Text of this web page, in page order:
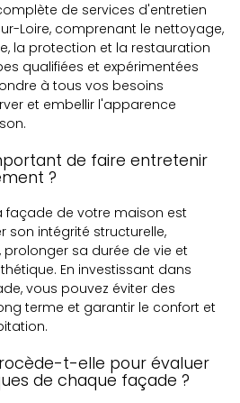
de services d'entretien
Loire, comprenant le nettoyage,
la protection et la restauration
qualifiées et expérimentées
à tous vos besoins
et embellir l'apparence
de faire entretenir
?
façade de votre maison est
son intégrité structurelle,
sa durée de vie et
En investissant dans
vous pouvez éviter des
terme et garantir le confort et
t-elle pour évaluer
de chaque façade ?